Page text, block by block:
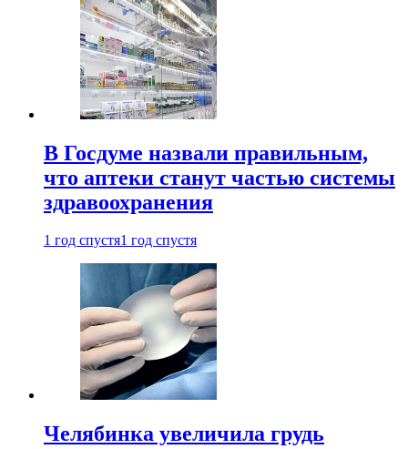
В Госдуме назвали правильным,
что аптеки станут частью системы
здравоохранения
1 год спустя1 год спустя
Челябинка увеличила грудь